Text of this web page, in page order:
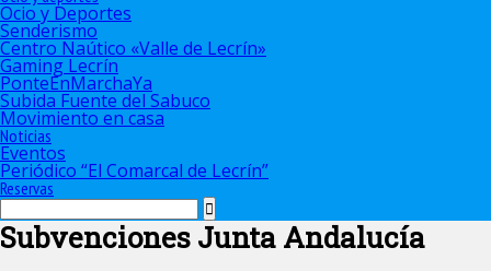
Ocio y Deportes
Senderismo
Centro Naútico «Valle de Lecrín»
Gaming Lecrín
PonteEnMarchaYa
Subida Fuente del Sabuco
Movimiento en casa
Noticias
Eventos
Periódico “El Comarcal de Lecrín”
Reservas
Subvenciones Junta Andalucía